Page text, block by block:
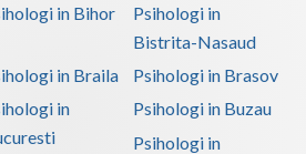
in Bihor
Psihologi in
Bistrita-Nasaud
in Braila
Psihologi in Brasov
in
Psihologi in Buzau
Psihologi in